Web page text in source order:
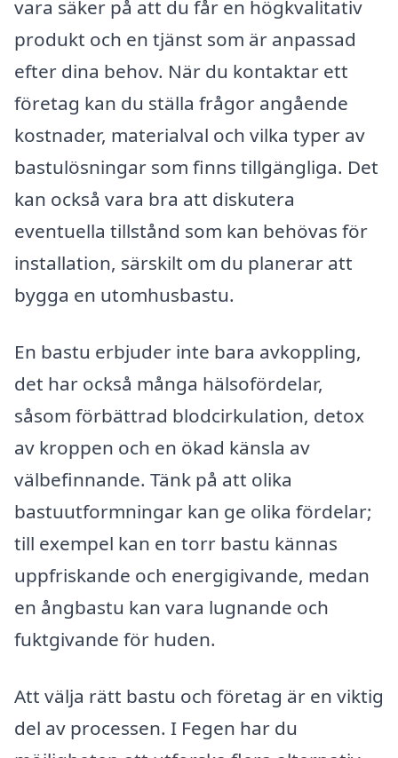
vara säker på att du får en högkvalitativ
produkt och en tjänst som är anpassad
efter dina behov. När du kontaktar ett
företag kan du ställa frågor angående
kostnader, materialval och vilka typer av
bastulösningar som finns tillgängliga. Det
kan också vara bra att diskutera
eventuella tillstånd som kan behövas för
installation, särskilt om du planerar att
bygga en utomhusbastu.
En bastu erbjuder inte bara avkoppling,
det har också många hälsofördelar,
såsom förbättrad blodcirkulation, detox
av kroppen och en ökad känsla av
välbefinnande. Tänk på att olika
bastuutformningar kan ge olika fördelar;
till exempel kan en torr bastu kännas
uppfriskande och energigivande, medan
en ångbastu kan vara lugnande och
fuktgivande för huden.
Att välja rätt bastu och företag är en viktig
del av processen. I Fegen har du